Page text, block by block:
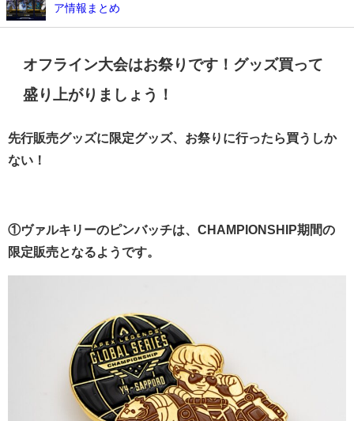
ア情報まとめ
オフライン大会はお祭りです！グッズ買って
盛り上がりましょう！
先行販売グッズに限定グッズ、お祭りに行ったら買うしか
ない！
①ヴァルキリーのピンバッチは、CHAMPIONSHIP期間の
限定販売となるようです。